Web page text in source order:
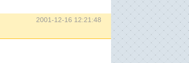
2001-12-16 12:21:48